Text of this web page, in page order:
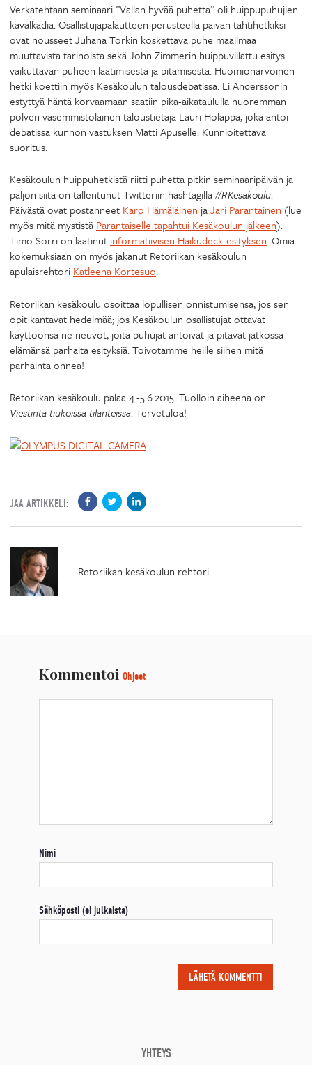
Verkatehtaan seminaari ”Vallan hyvää puhetta” oli huippupuhujien
kavalkadia. Osallistujapalautteen perusteella päivän tähtihetkiksi
ovat nousseet Juhana Torkin koskettava puhe maailmaa
muuttavista tarinoista sekä John Zimmerin huippuviilattu esitys
vaikuttavan puheen laatimisesta ja pitämisestä. Huomionarvoinen
hetki koettiin myös Kesäkoulun talousdebatissa: Li Anderssonin
estyttyä häntä korvaamaan saatiin pika-aikataululla nuoremman
polven vasemmistolainen taloustietäjä Lauri Holappa, joka antoi
debatissa kunnon vastuksen Matti Apuselle. Kunnioitettava
suoritus.
Kesäkoulun huippuhetkistä riitti puhetta pitkin seminaaripäivän ja
paljon siitä on tallentunut Twitteriin hashtagilla#RKesakoulu.
Päivästä ovat postanneet Karo Hämäläinen jaJari Parantainen (lue
myös mitä mystistä Parantaiselle tapahtui Kesäkoulun jälkeen).
Timo Sorri on laatinut informatiivisen Haikudeck-esityksen. Omia
kokemuksiaan on myös jakanut Retoriikan kesäkoulun
apulaisrehtori Katleena Kortesuo.
Retoriikan kesäkoulu osoittaa lopullisen onnistumisensa, jos sen
opit kantavat hedelmää; jos Kesäkoulun osallistujat ottavat
käyttöönsä ne neuvot, joita puhujat antoivat ja pitävät jatkossa
elämänsä parhaita esityksiä. Toivotamme heille siihen mitä
parhainta onnea!
Retoriikan kesäkoulu palaa 4.-5.6.2015. Tuolloin aiheena on
Viestintä tiukoissa tilanteissa. Tervetuloa!
JAA ARTIKKELI:
Retoriikan kesäkoulun rehtori
Kommentoi Ohjeet
Nimi
Sähköposti (ei julkaista)
YHTEYS